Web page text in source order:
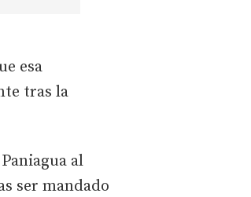
esa
tras la
al
ser mandado